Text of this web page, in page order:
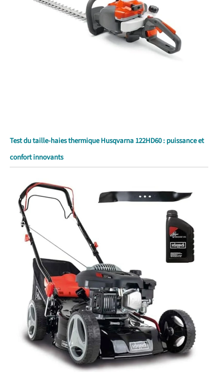
Test du taille-haies thermique Husqvarna 122HD60 : puissance et
confort innovants